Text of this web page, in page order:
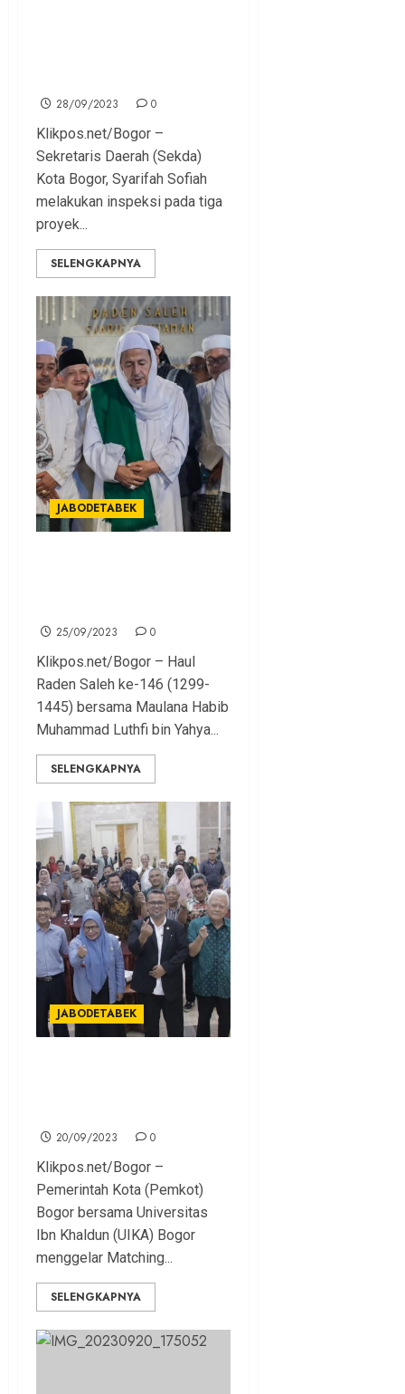
28/09/2023 0
Klikpos.net/Bogor –
Sekretaris Daerah (Sekda)
Kota Bogor, Syarifah Sofiah
melakukan inspeksi pada tiga
proyek...
SELENGKAPNYA
JABODETABEK
25/09/2023 0
Klikpos.net/Bogor – Haul
Raden Saleh ke-146 (1299-
1445) bersama Maulana Habib
Muhammad Luthfi bin Yahya...
SELENGKAPNYA
JABODETABEK
20/09/2023 0
Klikpos.net/Bogor –
Pemerintah Kota (Pemkot)
Bogor bersama Universitas
Ibn Khaldun (UIKA) Bogor
menggelar Matching...
SELENGKAPNYA